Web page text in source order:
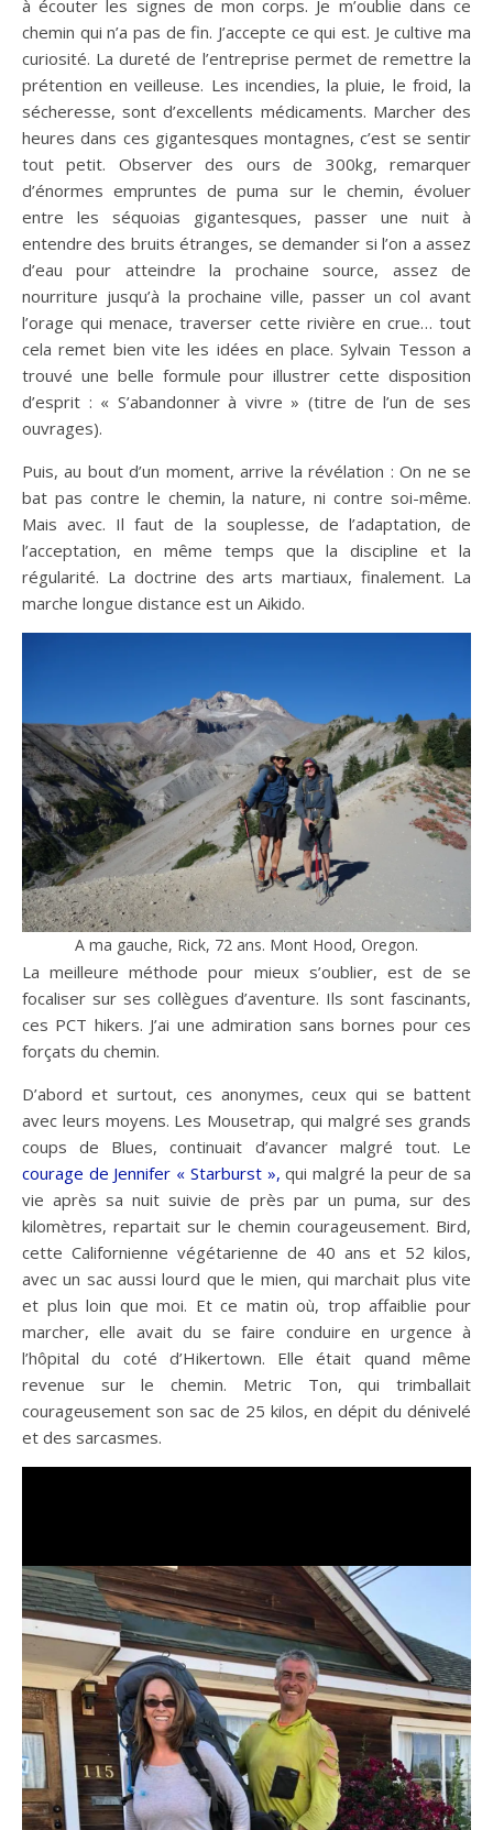
à écouter les signes de mon corps. Je m’oublie dans ce
chemin qui n’a pas de fin. J’accepte ce qui est. Je cultive ma
curiosité. La dureté de l’entreprise permet de remettre la
prétention en veilleuse. Les incendies, la pluie, le froid, la
sécheresse, sont d’excellents médicaments. Marcher des
heures dans ces gigantesques montagnes, c’est se sentir
tout petit. Observer des ours de 300kg, remarquer
d’énormes empruntes de puma sur le chemin, évoluer
entre les séquoias gigantesques, passer une nuit à
entendre des bruits étranges, se demander si l’on a assez
d’eau pour atteindre la prochaine source, assez de
nourriture jusqu’à la prochaine ville, passer un col avant
l’orage qui menace, traverser cette rivière en crue… tout
cela remet bien vite les idées en place. Sylvain Tesson a
trouvé une belle formule pour illustrer cette disposition
d’esprit : « S’abandonner à vivre » (titre de l’un de ses
ouvrages).
Puis, au bout d’un moment, arrive la révélation : On ne se
bat pas contre le chemin, la nature, ni contre soi-même.
Mais avec. Il faut de la souplesse, de l’adaptation, de
l’acceptation, en même temps que la discipline et la
régularité. La doctrine des arts martiaux, finalement. La
marche longue distance est un Aikido.
A ma gauche, Rick, 72 ans. Mont Hood, Oregon.
La meilleure méthode pour mieux s’oublier, est de se
focaliser sur ses collègues d’aventure. Ils sont fascinants,
ces PCT hikers. J’ai une admiration sans bornes pour ces
forçats du chemin.
D’abord et surtout, ces anonymes, ceux qui se battent
avec leurs moyens. Les Mousetrap, qui malgré ses grands
coups de Blues, continuait d’avancer malgré tout. Le
courage de Jennifer « Starburst », qui malgré la peur de sa
vie après sa nuit suivie de près par un puma, sur des
kilomètres, repartait sur le chemin courageusement. Bird,
cette Californienne végétarienne de 40 ans et 52 kilos,
avec un sac aussi lourd que le mien, qui marchait plus vite
et plus loin que moi. Et ce matin où, trop affaiblie pour
marcher, elle avait du se faire conduire en urgence à
l’hôpital du coté d’Hikertown. Elle était quand même
revenue sur le chemin. Metric Ton, qui trimballait
courageusement son sac de 25 kilos, en dépit du dénivelé
et des sarcasmes.